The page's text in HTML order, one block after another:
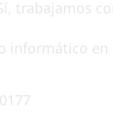
trabajamos
informático